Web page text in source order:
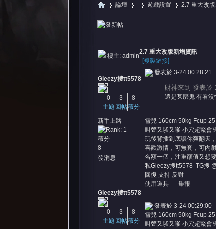
憶
論壇 遊戲設置
›
2.7 重大改
樓主: admin
2.7 重大改版新增資訊
[複製鏈接]
Gleezy搜tt5578
0
主題
3
回帖
8
積分
新手上路
積分
8
發消息
發表於 3-24 00:28:21
財神來到 發表於
這是甚麼鬼 有看沒
雪兒 160cm 50kg Fcup 25
叫聲又騷又嗲 小穴超緊會
玩後背插到底讓你爽翻天
喜歡激情，可無套，可內
名額一個，注重顏值又想
私Gleezy搜tt5578 TG搜
回復 支持 反對
使用道具
舉報
Gleezy搜tt5578
0
主題
3
回帖
8
積分
發表於 3-24 00:29:00
雪兒 160cm 50kg Fcup 25
叫聲又騷又嗲 小穴超緊會